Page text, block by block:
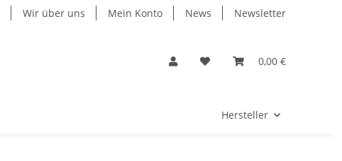
Wir über uns Mein Konto News Newsletter
0,00 €
Hersteller